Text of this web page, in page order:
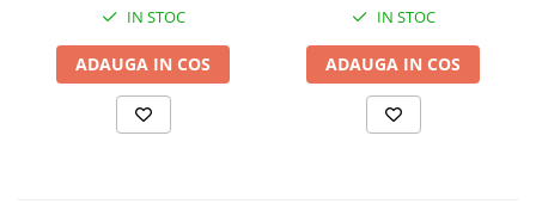
IN STOC
ADAUGA IN COS
IN STOC
ADAUGA IN COS